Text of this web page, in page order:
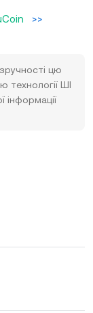
>>
цю
технології ШІ
інформації